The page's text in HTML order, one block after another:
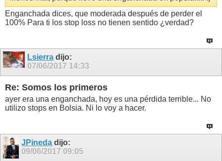
Enganchada dices, que moderada después de perder el
100% Para ti los stop loss no tienen sentido ¿verdad?
Lsierra dijo:
07/06/2017 14:33
Re: Somos los primeros
ayer era una enganchada, hoy es una pérdida terrible... No
utilizo stops en Bolsia. Ni lo voy a hacer.
JPineda dijo:
09/06/2017 09:05